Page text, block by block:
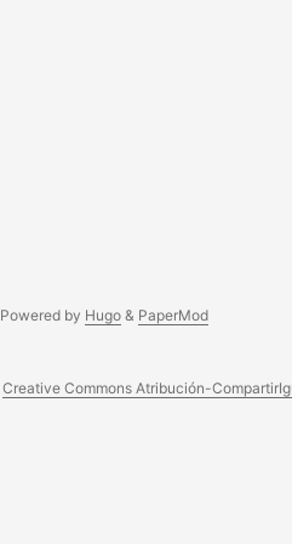
Powered by Hugo& PaperMod
Creative Commons Atribución-